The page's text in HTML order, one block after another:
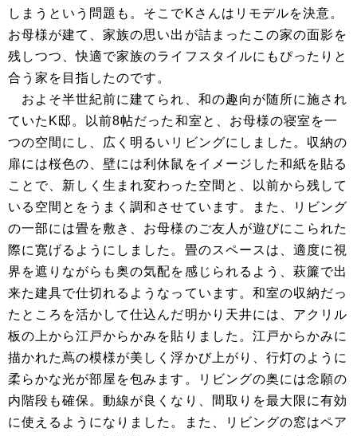
しまうという問題も。そこでKさんはリモデルを決意。
お母様が建て、家族の思い出が詰まったこの家の面影を
残しつつ、快適で家族のライフスタイルにもぴったりと
合う家を目指したのです。
およそ半世紀前に建てられ、和の趣向が随所に施され
ていたK邸。以前8帖だった和室と、お母様の寝室を一
つの空間にし、広く明るいリビングにしました。収納の
扉には桜色の、壁には利休鼠をイメージした和紙を貼る
ことで、新しく生まれ変わった空間と、以前から残して
いる空間とをうまく調和させています。また、リビング
の一部には畳を敷き、お母様のご友人が遊びにこられた
際に寛げるようにしました。畳のスペースは、適度に視
界を遮りながらも奥の気配を感じられるよう、萩簾で出
来た建具で仕切れるようなっています。和室の収納だっ
たところを活かして仕込んだ明かり天井には、アクリル
板の上から江戸からかみを貼りました。江戸からかみに
描かれた蔦の模様が美しく浮かび上がり、行灯のように
柔らかな光が部屋を包みます。リビングの奥には念願の
内階段も確保。動線が良くなり、間取りを最大限に有効
に使えるようになりました。また、リビングの窓はペア